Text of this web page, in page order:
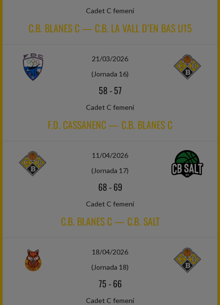
Cadet C femení
C.B. BLANES C — C.B. LA VALL D’EN BAS U15
21/03/2026
(Jornada 16)
58-57
Cadet C femení
F.D. CASSANENC — C.B. BLANES C
11/04/2026
(Jornada 17)
68-69
Cadet C femení
C.B. BLANES C — C.B. SALT
18/04/2026
(Jornada 18)
75-66
Cadet C femení